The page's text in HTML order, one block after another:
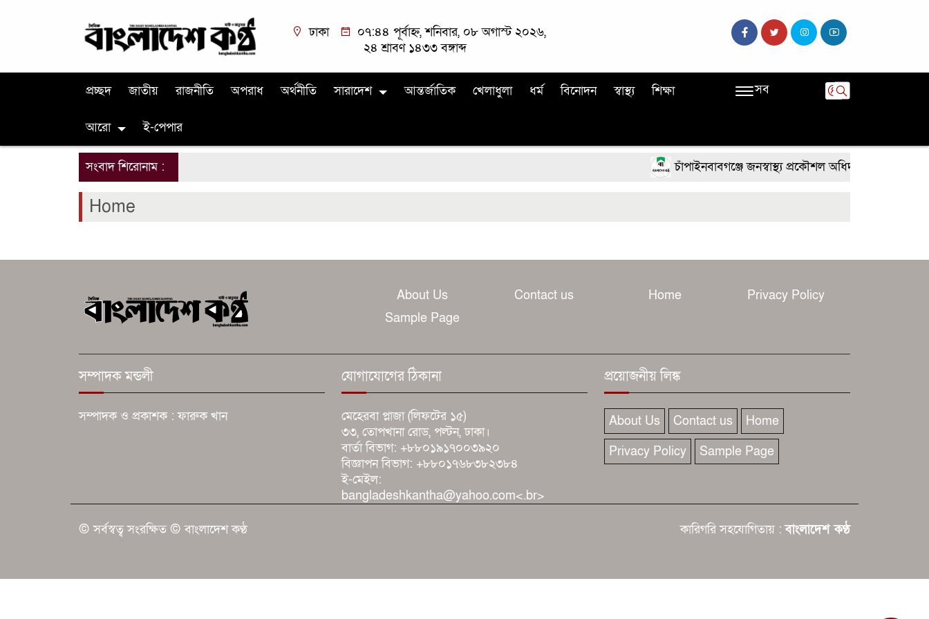
ঢাকা
০৭:৪৪ পূর্বাহ্ন, শনিবার, ০৮ অগাস্ট ২০২৬,
২৪ শ্রাবণ ১৪৩৩ বঙ্গাব্দ
প্রচ্ছদ জাতীয় রাজনীতি অপরাধ অর্থনীতি সারাদেশ আন্তর্জাতিক খেলাধুলা ধর্ম বিনোদন স্বাস্থ্য শিক্ষা
আরো ই-পেপার
সব
সংবাদ শিরোনাম : চাঁপাইনবাবগঞ্জে জনস্বাস্থ্য প্রকৌশল অধিদপ্তরের উদ্যোগে
Home
About Us Contact us Home
Privacy Policy
Sample Page
সম্পাদক মন্ডলী
সম্পাদক ও প্রকাশক : ফারুক খান
যোগাযোগের ঠিকানা
মেহেরবা প্লাজা (লিফটের ১৫)
৩৩, তোপখানা রোড, পল্টন, ঢাকা।
বার্তা বিভাগ: +৮৮০১৯১৭০০৩৯২০
বিজ্ঞাপন বিভাগ: +৮৮০১৭৬৮৩৮২৩৮৪
ই-মেইল:
bangladeshkantha@yahoo.com<.br>
প্রয়োজনীয় লিঙ্ক
About Us Contact us
Home
Privacy Policy
Sample Page
© সর্বস্বত্ব সংরক্ষিত © বাংলাদেশ কণ্ঠ কারিগরি সহযোগিতায় :বাংলাদেশ কণ্ঠ